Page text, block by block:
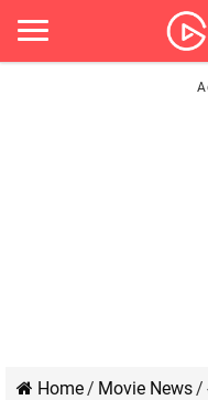
Home/ Movie News/